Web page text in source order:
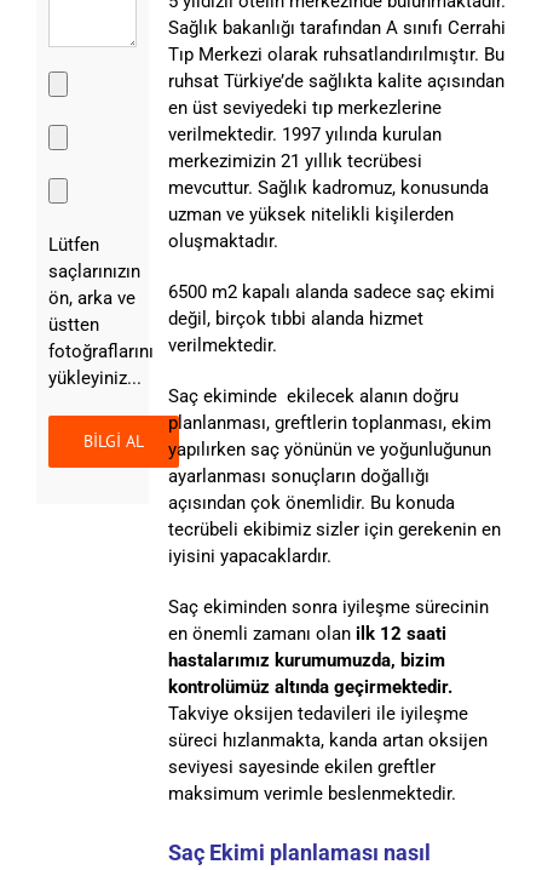
Lütfen
saçlarınızın
ön, arka ve
üstten
fotoğraflarını
yükleyiniz...
Sağlık bakanlığı tarafından A sınıfı Cerrahi
Tıp Merkezi olarak ruhsatlandırılmıştır. Bu
ruhsat Türkiye’de sağlıkta kalite açısından
en üst seviyedeki tıp merkezlerine
verilmektedir. 1997 yılında kurulan
merkezimizin 21 yıllık tecrübesi
mevcuttur. Sağlık kadromuz, konusunda
uzman ve yüksek nitelikli kişilerden
oluşmaktadır.
6500 m2 kapalı alanda sadece saç ekimi
değil, birçok tıbbi alanda hizmet
verilmektedir.
Saç ekiminde ekilecek alanın doğru
planlanması, greftlerin toplanması, ekim
yapılırken saç yönünün ve yoğunluğunun
ayarlanması sonuçların doğallığı
açısından çok önemlidir. Bu konuda
tecrübeli ekibimiz sizler için gerekenin en
iyisini yapacaklardır.
Saç ekiminden sonra iyileşme sürecinin
en önemli zamanı olan ilk 12 saati
hastalarımız kurumumuzda, bizim
kontrolümüz altında geçirmektedir.
Takviye oksijen tedavileri ile iyileşme
süreci hızlanmakta, kanda artan oksijen
seviyesi sayesinde ekilen greftler
maksimum verimle beslenmektedir.
Saç Ekimi planlaması nasıl